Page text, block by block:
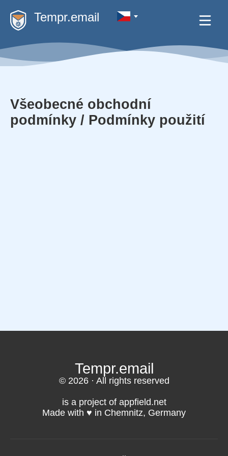
Tempr.email
Všeobecné obchodní
podmínky / Podmínky použití
Tempr.email
© 2026 · All rights reserved
is a project of appfield.net
Made with ♥️ in Chemnitz, Germany